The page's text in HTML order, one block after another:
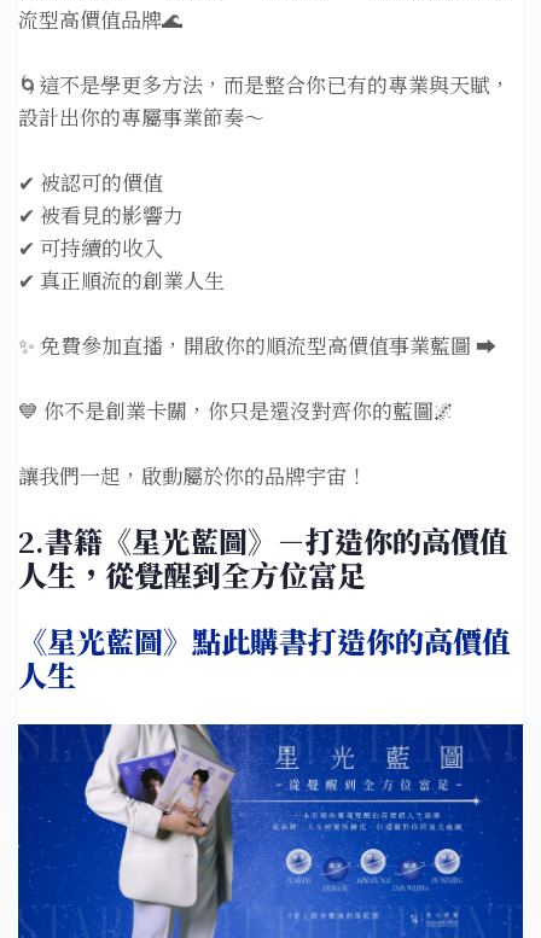
流型高價值品牌🌊
🌀這不是學更多方法，而是整合你已有的專業與天賦，
設計出你的專屬事業節奏～
✔ 被認可的價值
✔ 被看見的影響力
✔ 可持續的收入
✔ 真正順流的創業人生
✨ 免費參加直播，開啟你的順流型高價值事業藍圖 ➡
💙 你不是創業卡關，你只是還沒對齊你的藍圖🌌
讓我們一起，啟動屬於你的品牌宇宙！
2.書籍《星光藍圖》－打造你的高價值
人生，從覺醒到全方位富足
《星光藍圖》點此購書打造你的高價值
人生